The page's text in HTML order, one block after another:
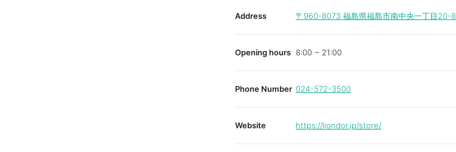
i
t
Address 〒960-8073 福島県福島市南中央一丁目20-8
Opening hours 8:00 ~ 21:00
Phone Number 024-572-3500
Website https://liondor.jp/store/